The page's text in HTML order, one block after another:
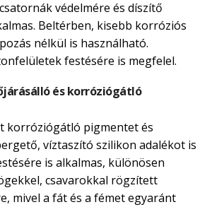
védelmére és díszítő
Beltérben, kisebb korróziós
nélkül is használható.
festésére is megfelel.
és korróziógátló
korróziógátló pigmentet és
víztaszító szilikon adalékot is
is alkalmas, különösen
csavarokkal rögzített
mivel a fát és a fémet egyaránt